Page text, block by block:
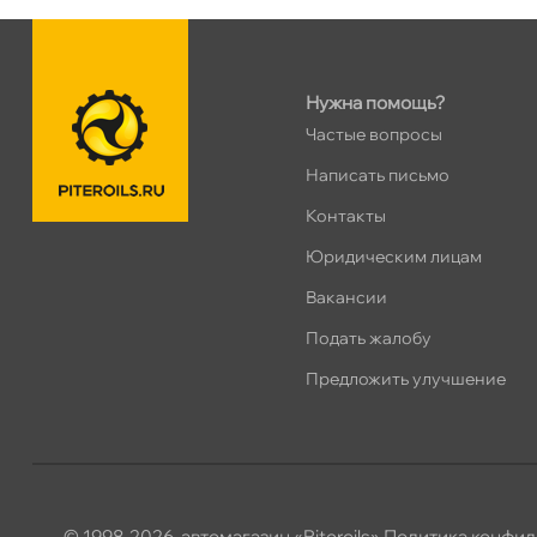
н. Обводного канала 115
пр.Науки 10к1 (2 этаж)
Сегодня, бесплатно
Нужна помощь?
Частые вопросы
Написать письмо
Контакты
Юридическим лицам
акансии
Подать жалобу
Предложить улучшение